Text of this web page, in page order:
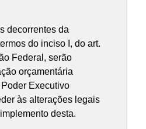
decorrentes da
do inciso I, do art.
Federal, serão
orçamentária
Executivo
às alterações legais
desta.